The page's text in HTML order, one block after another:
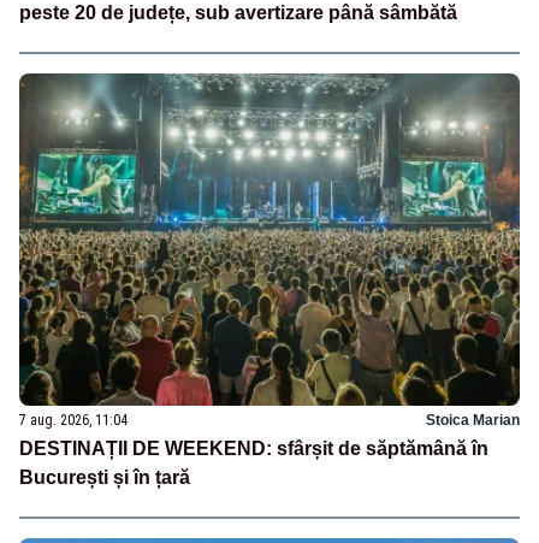
peste 20 de județe, sub avertizare până sâmbătă
7 aug. 2026, 11:04 Stoica Marian
DESTINAȚII DE WEEKEND: sfârșit de săptămână în
București și în țară